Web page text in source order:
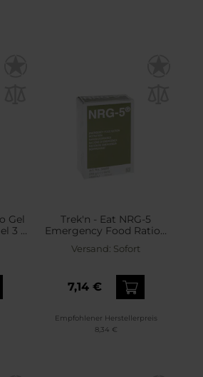
Gel
3 x
Trek'n - Eat NRG-5
Emergency Food Ration
Lebensmittelration
Versand: Sofort
7,14 €
Empfohlener Herstellerpreis
8,34 €